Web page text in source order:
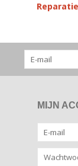
MIJN